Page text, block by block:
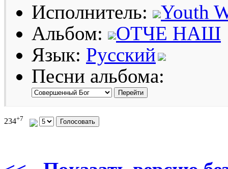
Исполнитель:
Youth
Альбом:
ОТЧЕ НАШ
Язык: Русский
Песни альбома:
234+7